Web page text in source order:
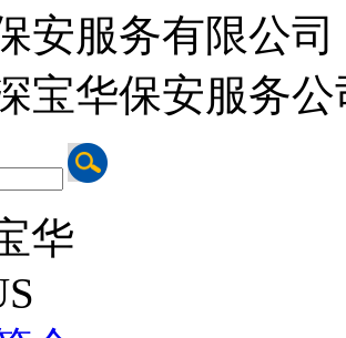
安服务有限公司
宝华保安服务公
华